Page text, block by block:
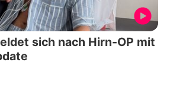
sich nach Hirn-OP mit